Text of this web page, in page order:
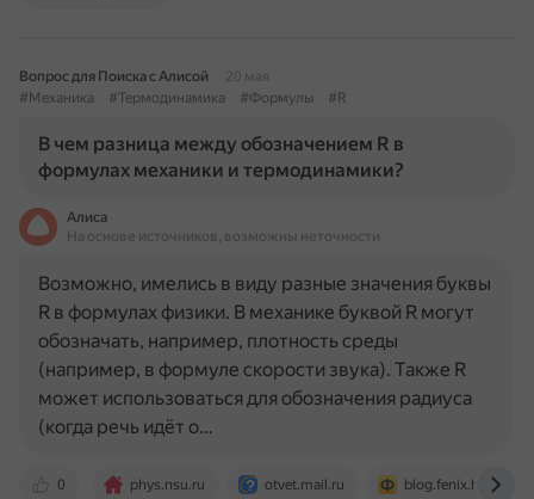
Вопрос для Поиска с Алисой
20 мая
#Механика
#Термодинамика #Формулы #R
В чем разница между обозначением R в
формулах механики и термодинамики?
Алиса
На основе источников, возможны неточности
0 phys.nsu.ru otvet.mail.ru blog.fenix.help
Возможно, имелись в виду разные значения буквы
R в формулах физики. В механике буквой R могут
обозначать, например, плотность среды
(например, в формуле скорости звука). Также R
может использоваться для обозначения радиуса
(когда речь идёт о…